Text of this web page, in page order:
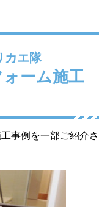
カエ隊
ーム施工
事例を一部ご紹介さ